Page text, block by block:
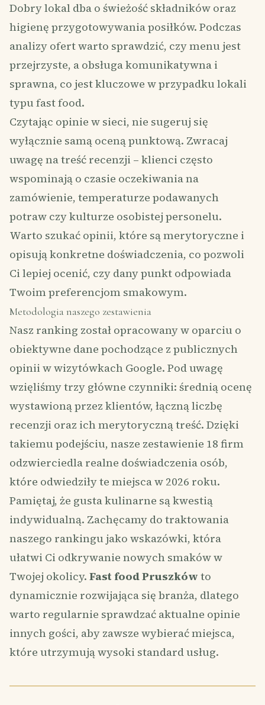
Dobry lokal dba o świeżość składników oraz
higienę przygotowywania posiłków. Podczas
analizy ofert warto sprawdzić, czy menu jest
przejrzyste, a obsługa komunikatywna i
sprawna, co jest kluczowe w przypadku lokali
typu fast food.
Czytając opinie w sieci, nie sugeruj się
wyłącznie samą oceną punktową. Zwracaj
uwagę na treść recenzji – klienci często
wspominają o czasie oczekiwania na
zamówienie, temperaturze podawanych
potraw czy kulturze osobistej personelu.
Warto szukać opinii, które są merytoryczne i
opisują konkretne doświadczenia, co pozwoli
Ci lepiej ocenić, czy dany punkt odpowiada
Twoim preferencjom smakowym.
Metodologia naszego zestawienia
Nasz ranking został opracowany w oparciu o
obiektywne dane pochodzące z publicznych
opinii w wizytówkach Google. Pod uwagę
wzięliśmy trzy główne czynniki: średnią ocenę
wystawioną przez klientów, łączną liczbę
recenzji oraz ich merytoryczną treść. Dzięki
takiemu podejściu, nasze zestawienie 18 firm
odzwierciedla realne doświadczenia osób,
które odwiedziły te miejsca w 2026 roku.
Pamiętaj, że gusta kulinarne są kwestią
indywidualną. Zachęcamy do traktowania
naszego rankingu jako wskazówki, która
ułatwi Ci odkrywanie nowych smaków w
Twojej okolicy. Fast food Pruszków to
dynamicznie rozwijająca się branża, dlatego
warto regularnie sprawdzać aktualne opinie
innych gości, aby zawsze wybierać miejsca,
które utrzymują wysoki standard usług.